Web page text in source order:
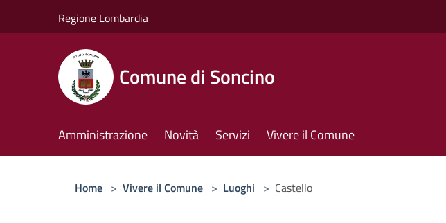
Regione Lombardia
Comune di Soncino
Amministrazione Novità Servizi Vivere il Comune
Home > Vivere il Comune > Luoghi > Castello